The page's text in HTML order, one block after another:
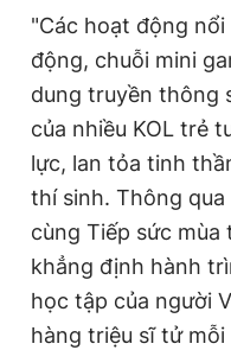
"Các hoạt động
động, chuỗi mini
dung truyền thông
của nhiều KOL trẻ
lực, lan tỏa tinh
thí sinh. Thông
cùng Tiếp sức mùa
khẳng định hành
học tập của người
hàng triệu sĩ tử